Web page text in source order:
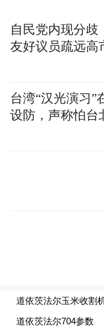
自民党内现分歧
友好议员疏远高
台湾“汉光演习”
设防，声称怕台